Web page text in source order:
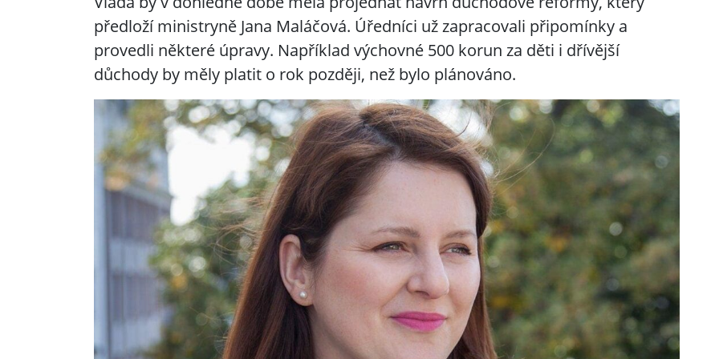
předloží ministryně Jana Maláčová. Úředníci už zapracovali připomínky a
provedli některé úpravy. Například výchovné 500 korun za děti i dřívější
důchody by měly platit o rok později, než bylo plánováno.